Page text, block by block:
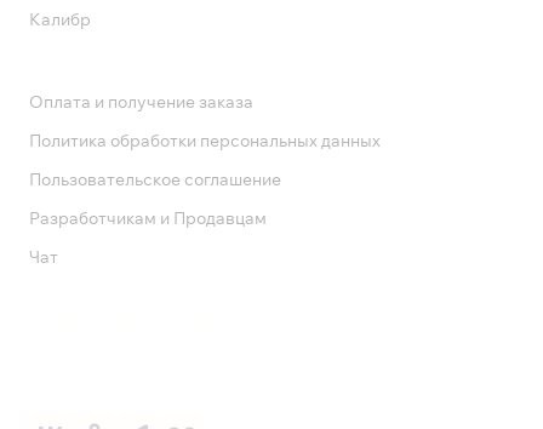
Калибр
Оплата и получение заказа
Политика обработки персональных данных
Пользовательское соглашение
Разработчикам и Продавцам
Чат